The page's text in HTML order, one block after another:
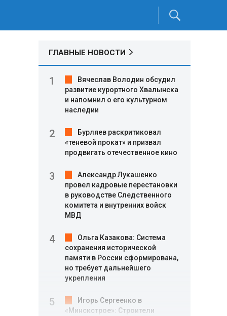
ГЛАВНЫЕ НОВОСТИ
Вячеслав Володин обсудил
развитие курортного Хвалынска
и напомнил о его культурном
наследии
Бурляев раскритиковал
«теневой прокат» и призвал
продвигать отечественное кино
Александр Лукашенко
провел кадровые перестановки
в руководстве Следственного
комитета и внутренних войск
МВД
Ольга Казакова: Система
сохранения исторической
памяти в России сформирована,
но требует дальнейшего
укрепления
Игорь Сергеенко в
«Минскстрое»: Строители